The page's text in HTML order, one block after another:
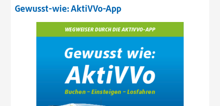
Gewusst-wie: AktiVVo-App